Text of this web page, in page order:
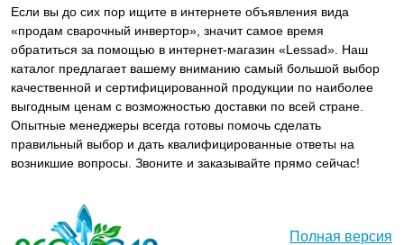
Если вы до сих пор ищите в интернете объявления вида
«продам сварочный инвертор», значит самое время
обратиться за помощью в интернет-магазин «Lessad». Наш
каталог предлагает вашему вниманию самый большой выбор
качественной и сертифицированной продукции по наиболее
выгодным ценам с возможностью доставки по всей стране.
Опытные менеджеры всегда готовы помочь сделать
правильный выбор и дать квалифицированные ответы на
возникшие вопросы. Звоните и заказывайте прямо сейчас!
Полная версия